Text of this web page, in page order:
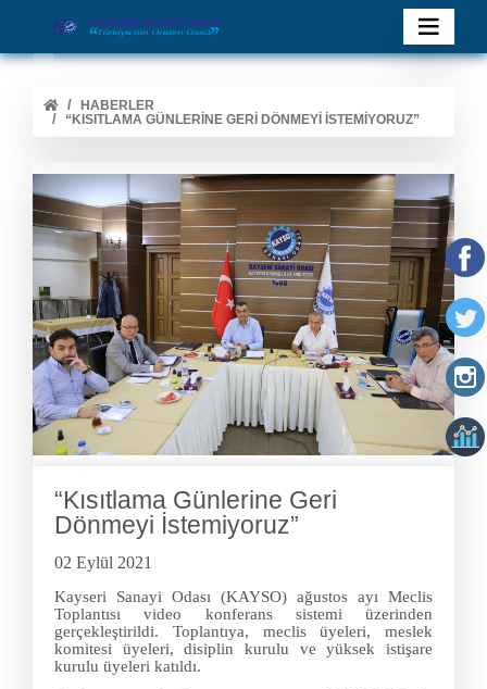
HABERLER
“KISITLAMA GÜNLERINE GERI DÖNMEYI İSTEMIYORUZ”
“Kısıtlama Günlerine Geri
Dönmeyi İstemiyoruz”
02 Eylül 2021
Kayseri Sanayi Odası (KAYSO) ağustos ayı Meclis
Toplantısı video konferans sistemi üzerinden
gerçekleştirildi. Toplantıya, meclis üyeleri, meslek
komitesi üyeleri, disiplin kurulu ve yüksek istişare
kurulu üyeleri katıldı.